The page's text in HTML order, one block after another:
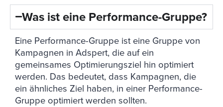
Was ist eine Performance-Gruppe?
Eine Performance-Gruppe ist eine Gruppe von
Kampagnen in Adspert, die auf ein
gemeinsames Optimierungsziel hin optimiert
werden. Das bedeutet, dass Kampagnen, die
ein ähnliches Ziel haben, in einer Performance-
Gruppe optimiert werden sollten.